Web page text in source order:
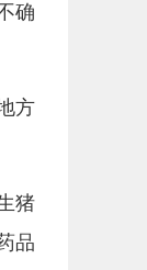
确
方
猪
品